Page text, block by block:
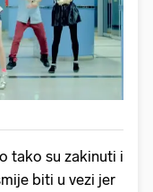
tako su zakinuti i
biti u vezi jer